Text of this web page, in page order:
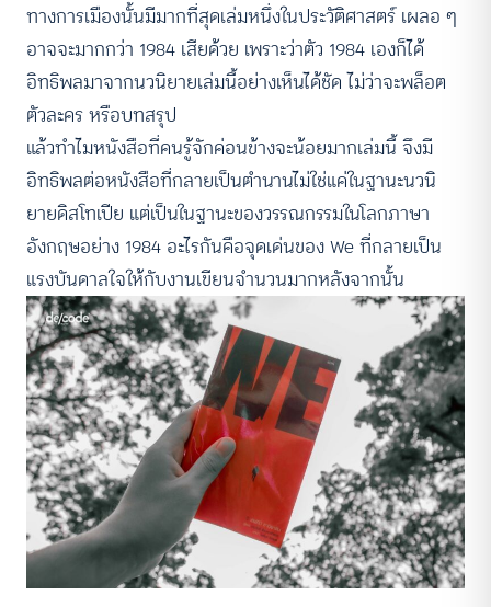
ทางการเมืองนั้นมีมากที่สุดเล่มหนึ่งในประวัติศาสตร์ เผลอ ๆ
อาจจะมากกว่า 1984 เสียด้วย เพราะว่าตัว 1984 เองก็ได้
อิทธิพลมาจากนวนิยายเล่มนี้อย่างเห็นได้ชัด ไม่ว่าจะพล็อต
ตัวละคร หรือบทสรุป
แล้วทำไมหนังสือที่คนรู้จักค่อนข้างจะน้อยมากเล่มนี้ จึงมี
อิทธิพลต่อหนังสือที่กลายเป็นตำนานไม่ใช่แค่ในฐานะนวนิ
ยายดิสโทเปีย แต่เป็นในฐานะของวรรณกรรมในโลกภาษา
อังกฤษอย่าง 1984 อะไรกันคือจุดเด่นของ We ที่กลายเป็น
แรงบันดาลใจให้กับงานเขียนจำนวนมากหลังจากนั้น